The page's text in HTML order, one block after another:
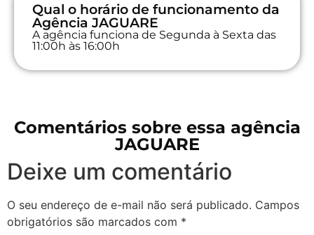
Qual o horário de funcionamento da
Agência JAGUARE
A agência funciona de Segunda à Sexta das
11:00h às 16:00h
Comentários sobre essa agência
JAGUARE
Deixe um comentário
O seu endereço de e-mail não será publicado. Campos
obrigatórios são marcados com *